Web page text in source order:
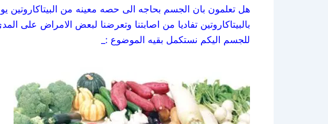
هل تعلمون بان الجسم بحاجه الى حصه معينه من البيتاكاروتين
بالبيتاكاروتين تفاديا من اصابتنا وتعرضنا لبعض الامراض على
للجسم اليكم نستكمل بقيه الموضوع :_